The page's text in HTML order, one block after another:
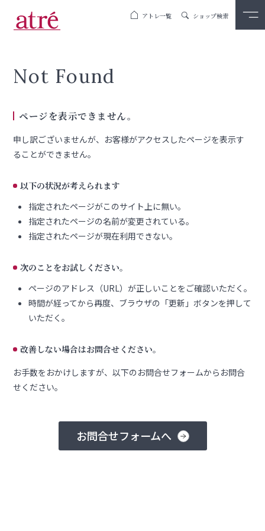
アトレ一覧 ショップ検索
Not Found
ページを表示できません。
申し訳ございませんが、お客様がアクセスしたページを表示す
ることができません。
以下の状況が考えられます
指定されたページがこのサイト上に無い。
指定されたページの名前が変更されている。
指定されたページが現在利用できない。
次のことをお試しください。
ページのアドレス（URL）が正しいことをご確認いただく。
時間が経ってから再度、ブラウザの「更新」ボタンを押して
いただく。
改善しない場合はお問合せください。
お手数をおかけしますが、以下のお問合せフォームからお問合
せください。
お問合せフォームへ